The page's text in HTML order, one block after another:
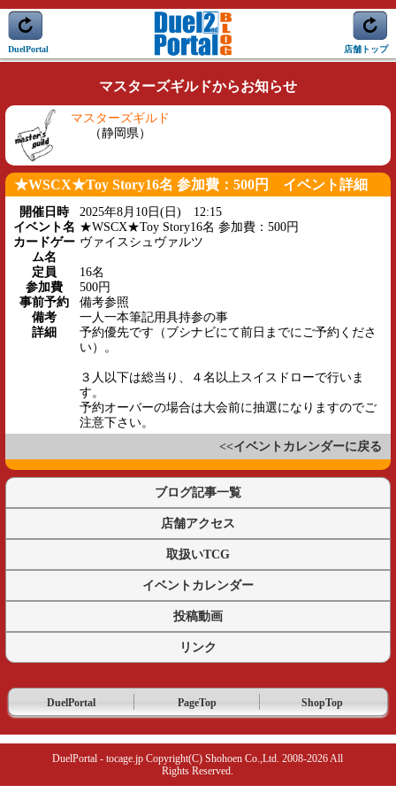
DuelPortal 店舗トップ
マスターズギルドからお知らせ
マスターズギルド
（静岡県）
★WSCX★Toy Story16名 参加費：500円 イベント詳細
開催日時
2025年8月10日(日) 12:15
イベント名 ★WSCX★Toy Story16名 参加費：500円
カードゲー
ム名
ヴァイスシュヴァルツ
定員
16名
参加費
500円
事前予約
備考参照
備考
一人一本筆記用具持参の事
詳細
予約優先です（ブシナビにて前日までにご予約くださ
い）。
３人以下は総当り、４名以上スイスドローで行いま
す。
予約オーバーの場合は大会前に抽選になりますのでご
注意下さい。
<<イベントカレンダーに戻る
ブログ記事一覧
店舗アクセス
取扱いTCG
イベントカレンダー
投稿動画
リンク
DuelPortal PageTop ShopTop
DuelPortal - tocage.jp Copyright(C) Shohoen Co.,Ltd. 2008-2026 All
Rights Reserved.